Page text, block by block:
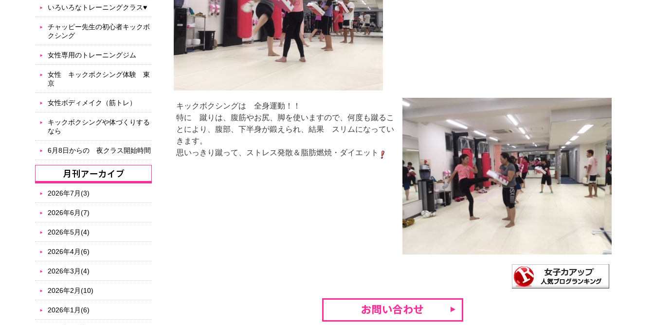
キックボクシングは 全身運動！！
特に 蹴りは、腹筋やお尻、脚を使いますので、何度も蹴るこ
とにより、腹部、下半身が鍛えられ、結果 スリムになってい
きます。
思いっきり蹴って、ストレス発散＆脂肪燃焼・ダイエット
いろいろなトレーニングクラス♥
チャッピー先生の初心者キックボ
クシング
女性専用のトレーニングジム
女性 キックボクシング体験 東
京
女性ボディメイク（筋トレ）
キックボクシングや体づくりする
なら
6月8日からの 夜クラス開始時間
2026年7月(3)
2026年6月(7)
2026年5月(4)
2026年4月(6)
2026年3月(4)
2026年2月(10)
2026年1月(6)